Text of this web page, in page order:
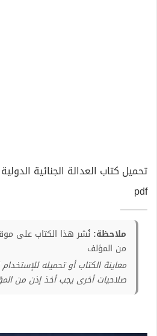
تحميل كتاب العدالة الجنائية
pdf
ملاحظة: نُشر هذا الكتاب على
من المؤلف
معاينة الكتاب أو تحميله
صلاحيات أخرى يجب أخذ إذن من